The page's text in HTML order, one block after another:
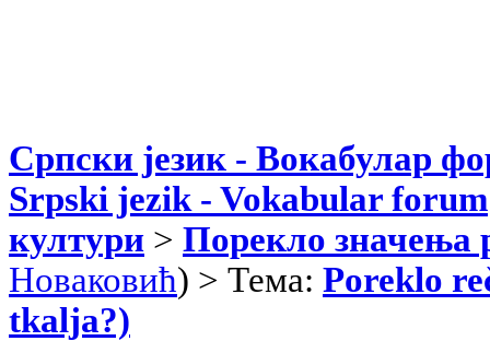
Српски језик - Вокабулар
Srpski jezik - Vokabular forum
култури > Порекло значења
Новаковић) > Тема: Poreklo
tkalja?)